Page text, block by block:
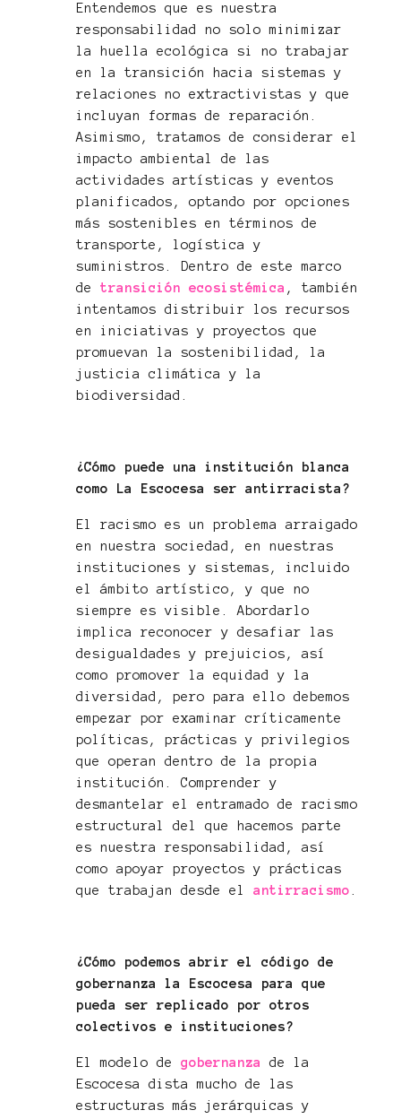
Entendemos que es nuestra
responsabilidad no solo minimizar
la huella ecológica si no trabajar
en la transición hacia sistemas y
relaciones no extractivistas y que
incluyan formas de reparación.
Asimismo, tratamos de considerar el
impacto ambiental de las
actividades artísticas y eventos
planificados, optando por opciones
más sostenibles en términos de
transporte, logística y
suministros. Dentro de este marco
de transición ecosistémica , también
intentamos distribuir los recursos
en iniciativas y proyectos que
promuevan la sostenibilidad, la
justicia climática y la
biodiversidad.
¿Cómo puede una institución blanca
como La Escocesa ser antirracista?
El racismo es un problema arraigado
en nuestra sociedad, en nuestras
instituciones y sistemas, incluido
el ámbito artístico, y que no
siempre es visible. Abordarlo
implica reconocer y desafiar las
desigualdades y prejuicios, así
como promover la equidad y la
diversidad, pero para ello debemos
empezar por examinar críticamente
políticas, prácticas y privilegios
que operan dentro de la propia
institución. Comprender y
desmantelar el entramado de racismo
estructural del que hacemos parte
es nuestra responsabilidad, así
como apoyar proyectos y prácticas
que trabajan desde el antirracismo
¿Cómo podemos abrir el código de
gobernanza la Escocesa para que
pueda ser replicado por otros
colectivos e instituciones?
El modelo de gobernanza
de la
Escocesa dista mucho de las
estructuras más jerárquicas y